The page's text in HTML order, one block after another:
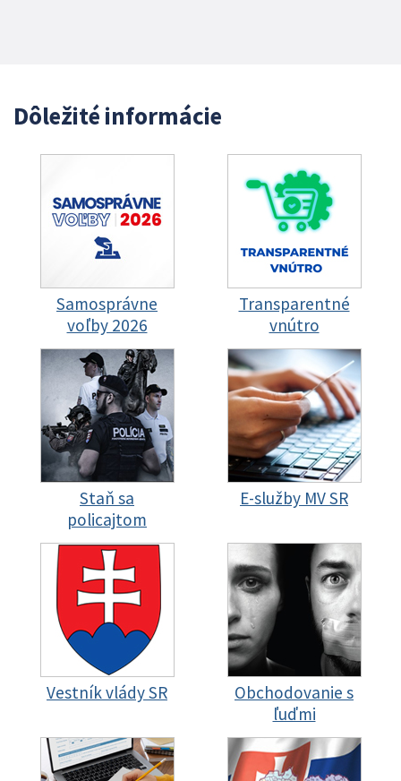
Dôležité informácie
Samosprávne
voľby 2026
Transparentné
vnútro
Staň sa
policajtom
E-služby MV SR
Vestník vlády SR
Obchodovanie s
ľuďmi